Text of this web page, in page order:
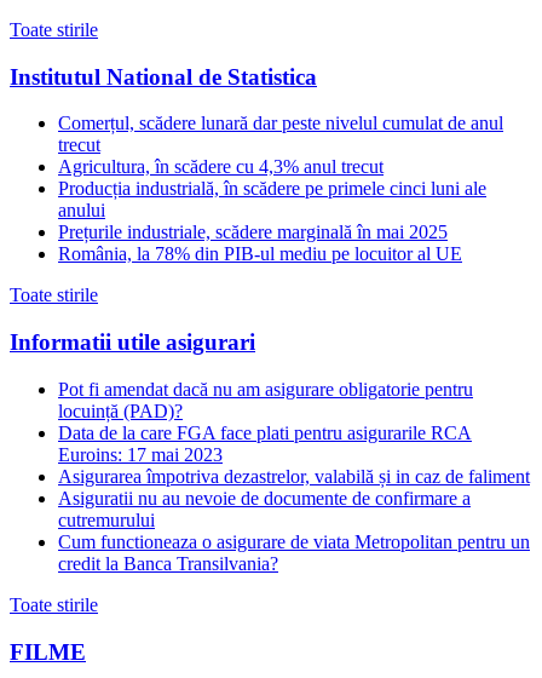
Toate stirile
Institutul National de Statistica
Comerțul, scădere lunară dar peste nivelul cumulat de anul
trecut
Agricultura, în scădere cu 4,3% anul trecut
Producția industrială, în scădere pe primele cinci luni ale
anului
Prețurile industriale, scădere marginală în mai 2025
România, la 78% din PIB-ul mediu pe locuitor al UE
Toate stirile
Informatii utile asigurari
Pot fi amendat dacă nu am asigurare obligatorie pentru
locuință (PAD)?
Data de la care FGA face plati pentru asigurarile RCA
Euroins: 17 mai 2023
Asigurarea împotriva dezastrelor, valabilă și in caz de faliment
Asiguratii nu au nevoie de documente de confirmare a
cutremurului
Cum functioneaza o asigurare de viata Metropolitan pentru un
credit la Banca Transilvania?
Toate stirile
FILME